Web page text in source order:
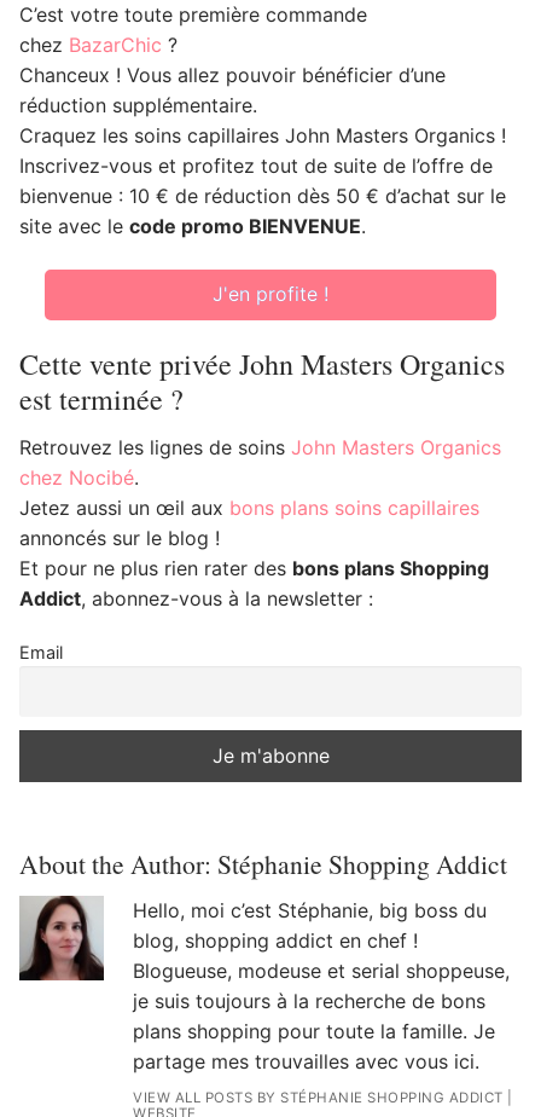
C’est votre toute première commande
chez BazarChic ?
Chanceux ! Vous allez pouvoir bénéficier d’une
réduction supplémentaire.
Craquez les soins capillaires John Masters Organics !
Inscrivez-vous et profitez tout de suite de l’offre de
bienvenue : 10 € de réduction dès 50 € d’achat sur le
site avec le code promo BIENVENUE.
J'en profite !
Cette vente privée John Masters Organics
est terminée ?
Retrouvez les lignes de soins John Masters Organics
chez Nocibé.
Jetez aussi un œil aux bons plans soins capillaires
annoncés sur le blog !
Et pour ne plus rien rater des bons plans Shopping
Addict, abonnez-vous à la newsletter :
Email
About the Author: Stéphanie Shopping Addict
Hello, moi c’est Stéphanie, big boss du
blog, shopping addict en chef !
Blogueuse, modeuse et serial shoppeuse,
je suis toujours à la recherche de bons
plans shopping pour toute la famille. Je
partage mes trouvailles avec vous ici.
VIEW ALL POSTS BY STÉPHANIE SHOPPING ADDICT